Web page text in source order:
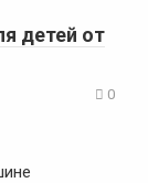
детей от
0